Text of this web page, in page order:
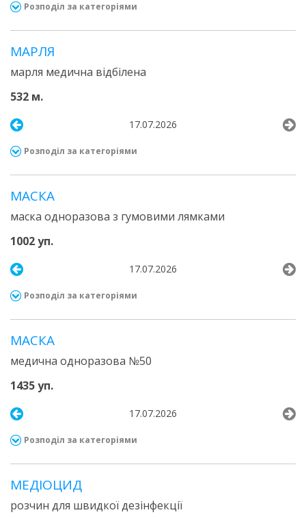
Розподіл за категоріями
МАРЛЯ
марля медична відбілена
532 м.
17.07.2026
Розподіл за категоріями
МАСКА
маска одноразова з гумовими лямками
1002 уп.
17.07.2026
Розподіл за категоріями
МАСКА
медична одноразова №50
1435 уп.
17.07.2026
Розподіл за категоріями
МЕДІОЦИД
розчин для швидкої дезінфекції